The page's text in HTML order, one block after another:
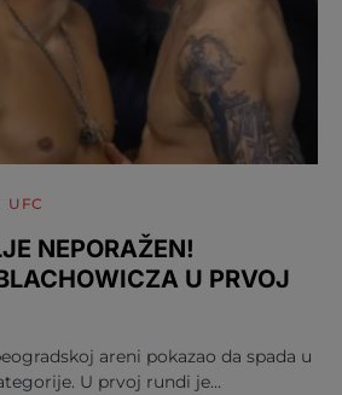
UFC
NEPORAŽEN!
U PRVOJ
areni pokazao da spada u
U prvoj rundi je…